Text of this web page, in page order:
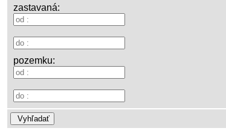
zastavaná:
pozemku:
Vyhľadať